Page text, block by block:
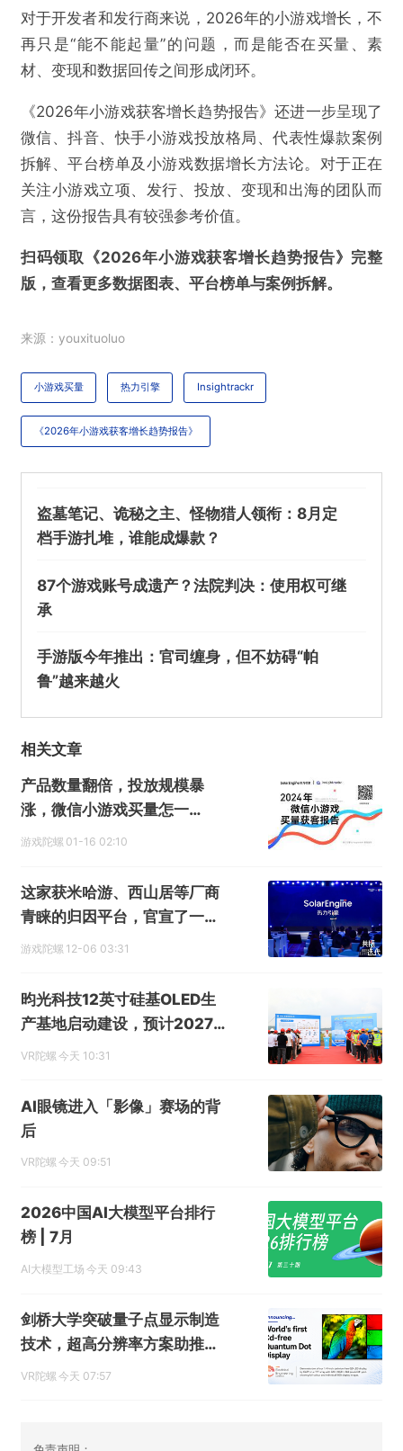
对于开发者和发行商来说，2026年的小游戏增长，不
再只是“能不能起量”的问题，而是能否在买量、素
材、变现和数据回传之间形成闭环。
《2026年小游戏获客增长趋势报告》还进一步呈现了
微信、抖音、快手小游戏投放格局、代表性爆款案例
拆解、平台榜单及小游戏数据增长方法论。对于正在
关注小游戏立项、发行、投放、变现和出海的团队而
言，这份报告具有较强参考价值。
扫码领取《2026年小游戏获客增长趋势报告》完整
版，查看更多数据图表、平台榜单与案例拆解。
来源：youxituoluo
小游戏买量 热力引擎 Insightrackr
《2026年小游戏获客增长趋势报告》
盗墓笔记、诡秘之主、怪物猎人领衔：8月定
档手游扎堆，谁能成爆款？
87个游戏账号成遗产？法院判决：使用权可继
承
手游版今年推出：官司缠身，但不妨碍“帕
鲁”越来越火
相关文章
产品数量翻倍，投放规模暴
涨，微信小游戏买量怎一
个“卷”字了得
游戏陀螺 01-16 02:10
这家获米哈游、西山居等厂商
青睐的归因平台，官宣了一个
重磅消息
游戏陀螺 12-06 03:31
昀光科技12英寸硅基OLED生
产基地启动建设，预计2027
年投产
VR陀螺 今天 10:31
AI眼镜进入「影像」赛场的背
后
VR陀螺 今天 09:51
2026中国AI大模型平台排行
榜 | 7月
AI大模型工场 今天 09:43
剑桥大学突破量子点显示制造
技术，超高分辨率方案助推A
R/VR显示体验升级
VR陀螺 今天 07:57